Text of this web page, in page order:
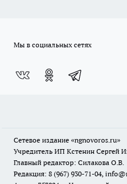
Мы в социальных сетях
Сетевое издание «ngnovoros.ru»
Учредитель ИП Кстенин Сергей
Главный редактор: Силакова О.В.
Редакция: 8 (967) 930-71-04,